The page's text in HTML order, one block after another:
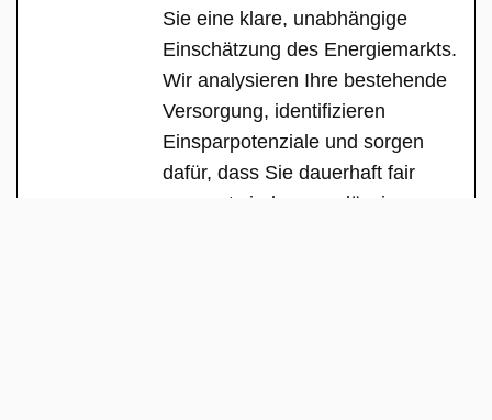
Sie eine klare, unabhängige
Einschätzung des Energiemarkts.
Wir analysieren Ihre bestehende
Versorgung, identifizieren
Einsparpotenziale und sorgen
dafür, dass Sie dauerhaft fair
versorgt sind – zuverlässig,